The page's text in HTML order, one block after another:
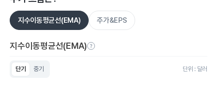
지수이동평균선(EMA) 주가&EPS
지수이동평균선(EMA)
단기 중기 단위 : 달러